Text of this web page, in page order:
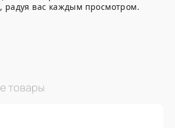
радуя вас каждым просмотром.
товары